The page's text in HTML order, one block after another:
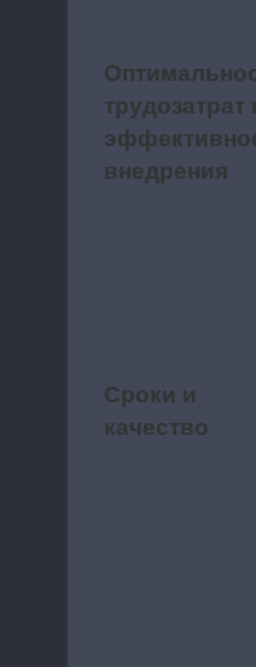
трудозатрат
внедрения
Сроки и
качество